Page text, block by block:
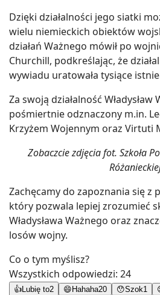
Dzięki działalności jego siatki
wielu niemieckich obiektów
działań Ważnego mówił po
Churchill, podkreślając, że
wywiadu uratowała tysiące
Za swoją działalność Władysław
pośmiertnie odznaczony m.in.
Krzyżem Wojennym oraz Virtuti
Zobaczcie zdjęcia fot. Szkoła
Zachęcamy do zapoznania się z
który pozwala lepiej zrozumieć
Władysława Ważnego oraz
losów wojny.
Co o tym myślisz?
Wszystkich odpowiedzi: 24
👍 Lubię to2 😄 Hahaha20 😯Szok1